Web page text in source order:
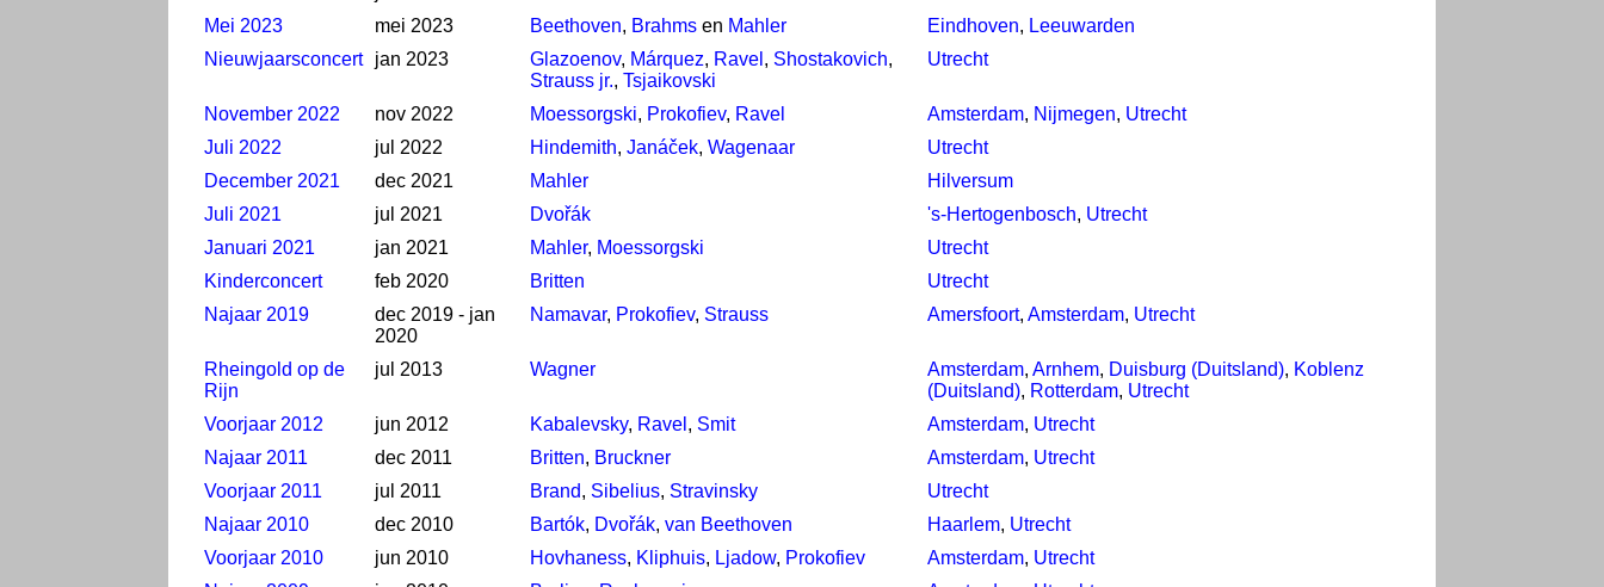
Mei 2023
mei 2023 Beethoven, Brahms en Mahler Eindhoven, Leeuwarden
Nieuwjaarsconcert
jan 2023 Glazoenov, Márquez, Ravel , Shostakovich,
Strauss jr., Tsjaikovski
Utrecht
November 2022 nov 2022 Moessorgski, Prokofiev, Ravel Amsterdam, Nijmegen, Utrecht
Juli 2022
jul 2022 Hindemith, Janáček, Wagenaar
Utrecht
December 2021
dec 2021 Mahler
Hilversum
Juli 2021
jul 2021 Dvořák 's-Hertogenbosch, Utrecht
Januari 2021
jan 2021 Mahler, Moessorgski
Utrecht
Kinderconcert
feb 2020 Britten
Utrecht
Najaar 2019
dec 2019 - jan
2020
Namavar, Prokofiev, Strauss Amersfoort, Amsterdam, Utrecht
Rheingold op de
Rijn
jul 2013 Wagner Amsterdam, Arnhem, Duisburg (Duitsland), Koblenz
(Duitsland), Rotterdam, Utrecht
Voorjaar 2012
jun 2012 Kabalevsky, Ravel , Smit Amsterdam, Utrecht
Najaar 2011
dec 2011 Britten, Bruckner Amsterdam, Utrecht
Voorjaar 2011
jul 2011 Brand, Sibelius, Stravinsky
Utrecht
Najaar 2010
dec 2010 Bartók, Dvořák, van Beethoven Haarlem, Utrecht
Voorjaar 2010
jun 2010 Hovhaness, Kliphuis, Ljadow, Prokofiev Amsterdam, Utrecht